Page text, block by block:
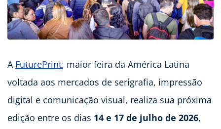
A FuturePrint, maior feira da América Latina
voltada aos mercados de serigrafia, impressão
digital e comunicação visual, realiza sua próxima
edição entre os dias 14 e 17 de julho de 2026,